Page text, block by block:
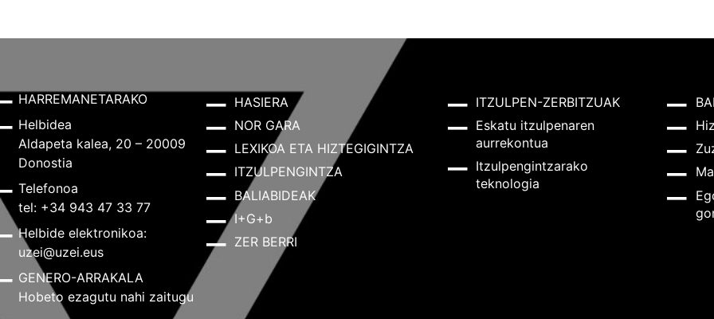
HARREMANETARAKO
Helbidea
Aldapeta kalea, 20 – 20009
Donostia
Telefonoa
tel: +34 943 47 33 77
Helbide elektronikoa:
uzei@uzei.eus
GENERO-ARRAKALA
Hobeto ezagutu nahi zaitugu
HASIERA
NOR GARA
LEXIKOA ETA HIZTEGIGINTZA
ITZULPENGINTZA
BALIABIDEAK
I+G+b
ZER BERRI
ITZULPEN-ZERBITZUAK
Eskatu itzulpenaren
aurrekontua
Itzulpengintzarako
teknologia